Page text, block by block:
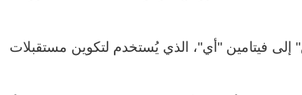
إلى فيتامين "أي"، الذي يُستخدم لتكوين مستقبلات